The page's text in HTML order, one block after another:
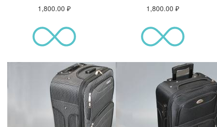
1,800.00 ₽
1,800.00 ₽